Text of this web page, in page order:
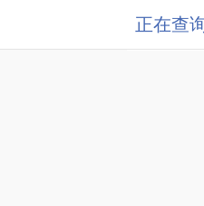
正在查